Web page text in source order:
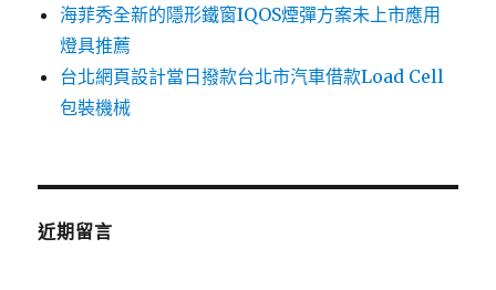
海菲秀全新的隱形鐵窗IQOS煙彈方案未上市應用
燈具推薦
台北網頁設計當日撥款台北市汽車借款Load Cell
包裝機械
近期留言